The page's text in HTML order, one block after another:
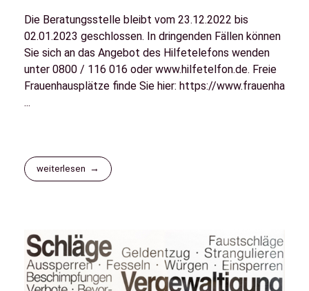
Die Beratungsstelle bleibt vom 23.12.2022 bis
02.01.2023 geschlossen. In dringenden Fällen können
Sie sich an das Angebot des Hilfetelefons wenden
unter 0800 / 116 016 oder www.hilfetelfon.de. Freie
Frauenhausplätze finde Sie hier: https://www.frauenha
...
weiterlesen